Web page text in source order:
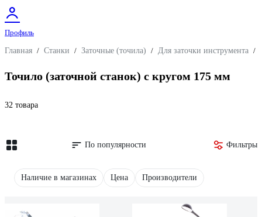
Профиль
Главная / Станки / Заточные (точила) / Для заточки инструмента /
Точило (заточной станок) с кругом 175 мм
32 товара
По популярности Фильтры
Наличие в магазинах Цена Производители